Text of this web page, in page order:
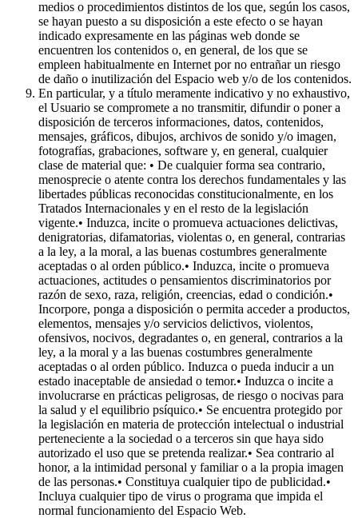
medios o procedimientos distintos de los que, según los casos,
se hayan puesto a su disposición a este efecto o se hayan
indicado expresamente en las páginas web donde se
encuentren los contenidos o, en general, de los que se
empleen habitualmente en Internet por no entrañar un riesgo
de daño o inutilización del Espacio web y/o de los contenidos.
En particular, y a título meramente indicativo y no exhaustivo,
el Usuario se compromete a no transmitir, difundir o poner a
disposición de terceros informaciones, datos, contenidos,
mensajes, gráficos, dibujos, archivos de sonido y/o imagen,
fotografías, grabaciones, software y, en general, cualquier
clase de material que: • De cualquier forma sea contrario,
menosprecie o atente contra los derechos fundamentales y las
libertades públicas reconocidas constitucionalmente, en los
Tratados Internacionales y en el resto de la legislación
vigente.• Induzca, incite o promueva actuaciones delictivas,
denigratorias, difamatorias, violentas o, en general, contrarias
a la ley, a la moral, a las buenas costumbres generalmente
aceptadas o al orden público.• Induzca, incite o promueva
actuaciones, actitudes o pensamientos discriminatorios por
razón de sexo, raza, religión, creencias, edad o condición.•
Incorpore, ponga a disposición o permita acceder a productos,
elementos, mensajes y/o servicios delictivos, violentos,
ofensivos, nocivos, degradantes o, en general, contrarios a la
ley, a la moral y a las buenas costumbres generalmente
aceptadas o al orden público. Induzca o pueda inducir a un
estado inaceptable de ansiedad o temor.• Induzca o incite a
involucrarse en prácticas peligrosas, de riesgo o nocivas para
la salud y el equilibrio psíquico.• Se encuentra protegido por
la legislación en materia de protección intelectual o industrial
perteneciente a la sociedad o a terceros sin que haya sido
autorizado el uso que se pretenda realizar.• Sea contrario al
honor, a la intimidad personal y familiar o a la propia imagen
de las personas.• Constituya cualquier tipo de publicidad.•
Incluya cualquier tipo de virus o programa que impida el
normal funcionamiento del Espacio Web.